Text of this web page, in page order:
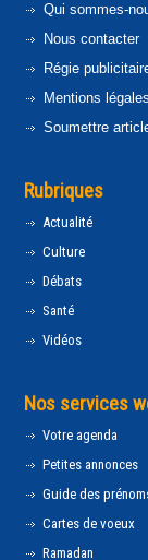
Qui sommes-
Nous contacter
Régie
Mentions légales
Soumettre
Rubriques
Actualité
Culture
Débats
Santé
Vidéos
Nos services
Votre agenda
Petites annonces
Guide des
Cartes de voeux
Ramadan